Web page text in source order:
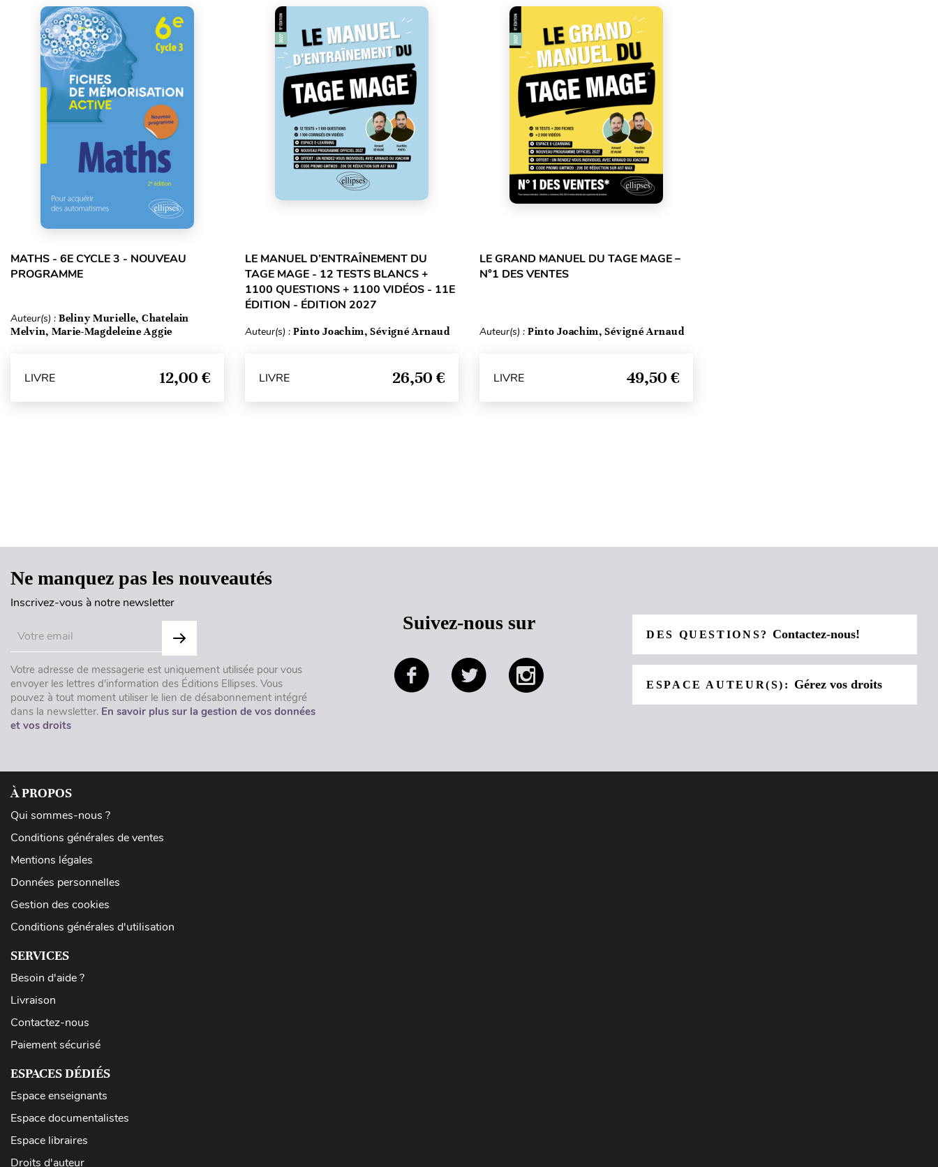
MATHS - 6E CYCLE 3 - NOUVEAU
PROGRAMME
Auteur(s) : Beliny Murielle, Chatelain
Melvin, Marie-Magdeleine Aggie
LIVRE 12,00 €
LE MANUEL D’ENTRAÎNEMENT DU
TAGE MAGE - 12 TESTS BLANCS +
1100 QUESTIONS + 1100 VIDÉOS - 11E
ÉDITION - ÉDITION 2027
Auteur(s) : Pinto Joachim, Sévigné Arnaud
LIVRE 26,50 €
LE GRAND MANUEL DU TAGE MAGE –
N°1 DES VENTES
Auteur(s) : Pinto Joachim, Sévigné Arnaud
LIVRE 49,50 €
Ne manquez pas les nouveautés
Inscrivez-vous à notre newsletter
Votre adresse de messagerie est uniquement utilisée pour vous
envoyer les lettres d'information des Éditions Ellipses. Vous
pouvez à tout moment utiliser le lien de désabonnement intégré
dans la newsletter. En savoir plus sur la gestion de vos données
et vos droits
Suivez-nous sur
DES QUESTIONS?Contactez-nous!
ESPACE AUTEUR(S): Gérez vos droits
À PROPOS
Qui sommes-nous ?
Conditions générales de ventes
Mentions légales
Données personnelles
Gestion des cookies
Conditions générales d'utilisation
SERVICES
Besoin d'aide ?
Livraison
Contactez-nous
Paiement sécurisé
ESPACES DÉDIÉS
Espace enseignants
Espace documentalistes
Espace libraires
Droits d'auteur